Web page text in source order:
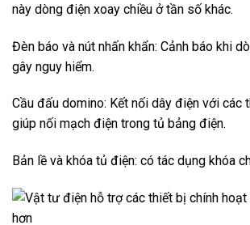
này dòng điện xoay chiều ở tần số khác.
Đèn báo và nút nhấn khẩn: Cảnh báo khi
gây nguy hiểm.
Cầu đấu domino: Kết nối dây điện với các
giúp nối mạch điện trong tủ bảng điện.
Bản lề và khóa tủ điện: có tác dụng khóa